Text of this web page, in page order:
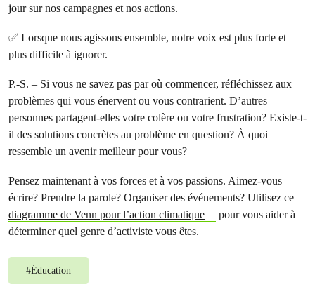
jour sur nos campagnes et nos actions.
✅ Lorsque nous agissons ensemble, notre voix est plus forte et
plus difficile à ignorer.
P.-S. – Si vous ne savez pas par où commencer, réfléchissez aux
problèmes qui vous énervent ou vous contrarient. D’autres
personnes partagent-elles votre colère ou votre frustration? Existe-t-
il des solutions concrètes au problème en question? À quoi
ressemble un avenir meilleur pour vous?
Pensez maintenant à vos forces et à vos passions. Aimez-vous
écrire? Prendre la parole? Organiser des événements? Utilisez ce
diagramme de Venn pour l’action climatique
pour vous aider à
déterminer quel genre d’activiste vous êtes.
#Éducation